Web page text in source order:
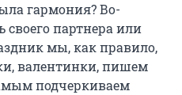
гармония? Во-
партнера или
мы, как правило,
валентинки, пишем
подчеркиваем